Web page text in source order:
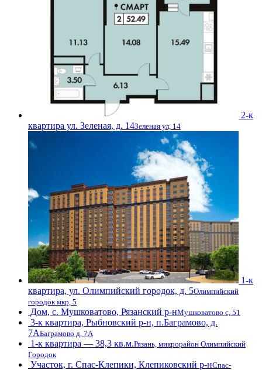
2-к
квартира ул. Зеленая, д. 14Зеленая ул, 14
1-к
квартира, ул. Олимпийский городок, д. 5Олимпийский
городок мкр, 5
Дом, с. Мушковатово, Рязанский р-нМушковатово с, 51
3-к квартира, Рыбновский р-н, п.Баграмово, д.
7АБаграмово д, 7А
1-к квартира — 38,3 кв.м.Рязань, микрорайон Олимпийский
Городок
Участок, г. Спас-Клепики, Клепиковский р-нСпас-